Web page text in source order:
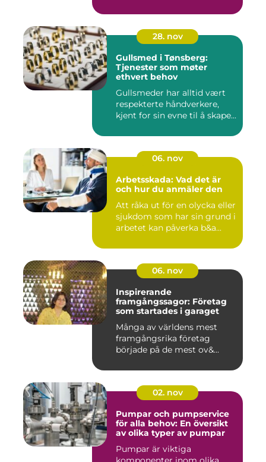
28. nov
Gullsmed i Tønsberg:
Tjenester som møter
ethvert behov
Gullsmeder har alltid vært
respekterte håndverkere,
kjent for sin evne til å skape...
06. nov
Arbetsskada: Vad det är
och hur du anmäler den
Att råka ut för en olycka eller
sjukdom som har sin grund i
arbetet kan påverka b&a...
06. nov
Inspirerande
framgångssagor: Företag
som startades i garaget
Många av världens mest
framgångsrika företag
började på de mest ov&...
02. nov
Pumpar och pumpservice
för alla behov: En översikt
av olika typer av pumpar
Pumpar är viktiga